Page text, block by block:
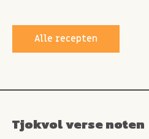
Alle recepten
Tjokvol verse noten